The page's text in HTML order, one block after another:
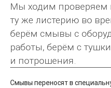
Мы ходим проверяем
ту же листерию во
берём смывы с
работы, берём с
и потрошения.
Смывы переносят в